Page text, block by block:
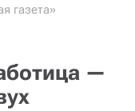
газета»
—